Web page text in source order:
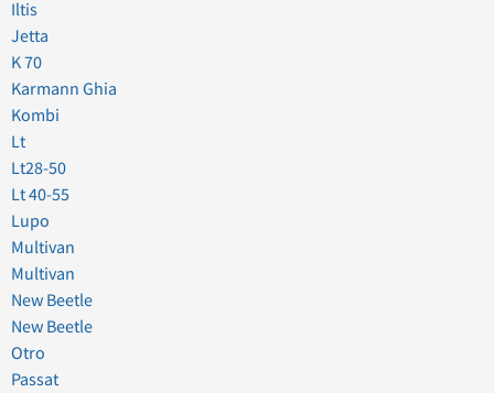
Iltis
Jetta
K 70
Karmann Ghia
Kombi
Lt
Lt28-50
Lt 40-55
Lupo
Multivan
Multivan
New Beetle
New Beetle
Otro
Passat